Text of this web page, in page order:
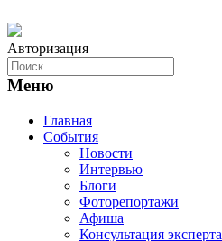
Авторизация
Меню
Главная
События
Новости
Интервью
Блоги
Фоторепортажи
Афиша
Консультация эксперта